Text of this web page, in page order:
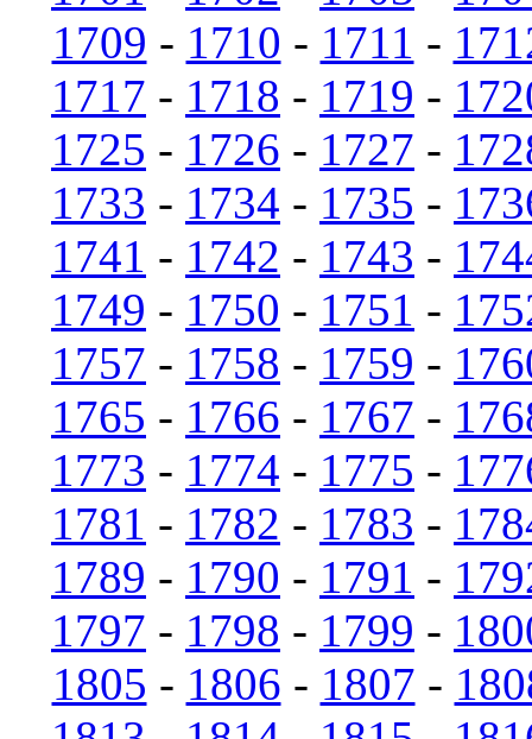
1709 - 1710 - 1711 -
1717 - 1718 - 1719 -
1725 - 1726 - 1727 -
1733 - 1734 - 1735 -
1741 - 1742 - 1743 -
1749 - 1750 - 1751 -
1757 - 1758 - 1759 -
1765 - 1766 - 1767 -
1773 - 1774 - 1775 -
1781 - 1782 - 1783 -
1789 - 1790 - 1791 -
1797 - 1798 - 1799 -
1805 - 1806 - 1807 -